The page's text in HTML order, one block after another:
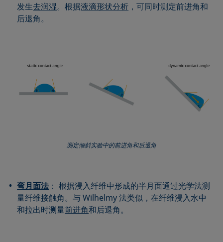
发生去润湿。根据液滴形状分析 ，可同时测定前进角和
后退角。
测定倾斜实验中的前进角和后退角
弯月面法 ： 根据浸入纤维中形成的半月面通过光学法测
量纤维接触角。与 Wilhelmy 法类似，在纤维浸入水中
和拉出时测量前进角和后退角。